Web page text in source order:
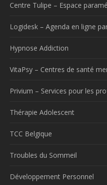
Centre Tulipe – Espace
Logidesk – Agenda en ligne
Hypnose Addiction
VitaPsy – Centres de santé
Privium – Services pour les
Thérapie Adolescent
TCC Belgique
Troubles du Sommeil
Développement Personnel